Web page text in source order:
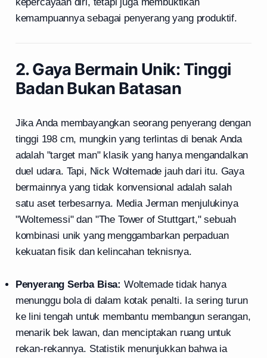
kemampuannya sebagai penyerang yang produktif.
2. Gaya Bermain Unik: Tinggi
Badan Bukan Batasan
Jika Anda membayangkan seorang penyerang dengan
tinggi 198 cm, mungkin yang terlintas di benak Anda
adalah "target man" klasik yang hanya mengandalkan
duel udara. Tapi, Nick Woltemade jauh dari itu. Gaya
bermainnya yang tidak konvensional adalah salah
satu aset terbesarnya. Media Jerman menjulukinya
"Woltemessi" dan "The Tower of Stuttgart," sebuah
kombinasi unik yang menggambarkan perpaduan
kekuatan fisik dan kelincahan teknisnya.
Penyerang Serba Bisa: Woltemade tidak hanya
menunggu bola di dalam kotak penalti. Ia sering turun
ke lini tengah untuk membantu membangun serangan,
menarik bek lawan, dan menciptakan ruang untuk
rekan-rekannya. Statistik menunjukkan bahwa ia